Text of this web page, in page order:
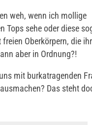
weh, wenn ich mollige
Tops sehe oder diese
Oberkörpern, die
aber in Ordnung?!
mit burkatragenden
Das steht